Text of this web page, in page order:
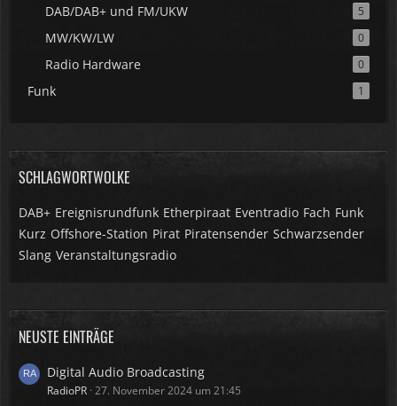
DAB/DAB+ und FM/UKW 5
MW/KW/LW 0
Radio Hardware 0
Funk 1
SCHLAGWORTWOLKE
DAB+ Ereignisrundfunk Etherpiraat Eventradio Fach Funk
Kurz Offshore-Station Pirat Piratensender Schwarzsender
Slang Veranstaltungsradio
NEUSTE EINTRÄGE
Digital Audio Broadcasting
RadioPR 27. November 2024 um 21:45